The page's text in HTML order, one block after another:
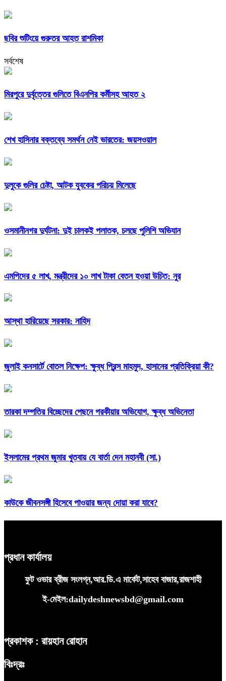
ছবির শুটিংয়ে গুরুতর আহত রাশমিকা
সর্বশেষ
মিরপুরে দুর্বৃত্তের গুলিতে বিএনপির কর্মীসহ আহত ২
শেখ হাসিনার বক্তব্যে সমর্থন নেই ভারতের: জয়সওয়াল
দুলুকে গুলির চেষ্টা, আটক যুবকের পরিচয় মিলেছে
ওসমানীনগর দুর্ঘটনা: দুই চালকই পলাতক, চলছে পুলিশি অভিযান
এমপিদের ৫ লাখ, মন্ত্রীদের ১০ লাখ টাকা বেতন হওয়া উচিত: নুর
আস্থা হারিয়েছে সরকার: নাহিদ
জুলাই কনসার্টে বোতল নিক্ষেপ: ক্ষুব্ধ প্রিন্স মাহমুদ, হাসানের প্রতিক্রিয়া কী?
তারকা দম্পতির বিচ্ছেদের পেছনে পরকীয়ার অভিযোগ, ক্ষুব্ধ অভিনেতা
ইসলামের প্রথম জুমার খুতবায় যে বার্তা দেন মহানবী (সা.)
কাউকে জীবনসঙ্গী হিসেবে পাওয়ার জন্য দোয়া করা যাবে?
প্রধান কার্যালয়
ফুট ওভার ব্রীজ সংলগ্ন,আর.ডি.এ মার্কেট,সাহেব বাজার,রাজশাহী
ই-মেইল:dailydeshnewsbd@gmail.com
প্রকাশক : রায়হান রোহান
বিঃদ্রঃ